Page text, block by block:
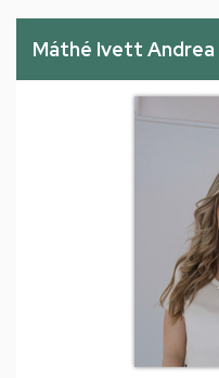
Máthé Ivett Andrea